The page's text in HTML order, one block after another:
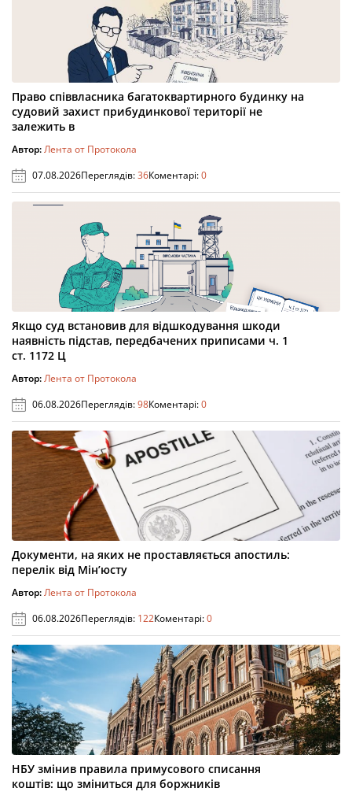
Право співвласника багатоквартирного будинку на
судовий захист прибудинкової території не
залежить в
Автор:Лента от Протокола
07.08.2026Переглядів:36Коментарі:0
Якщо суд встановив для відшкодування шкоди
наявність підстав, передбачених приписами ч. 1
ст. 1172 Ц
Автор:Лента от Протокола
06.08.2026Переглядів:98Коментарі:0
Документи, на яких не проставляється апостиль:
перелік від Мін’юсту
Автор:Лента от Протокола
06.08.2026Переглядів: 122Коментарі:0
НБУ змінив правила примусового списання
коштів: що зміниться для боржників